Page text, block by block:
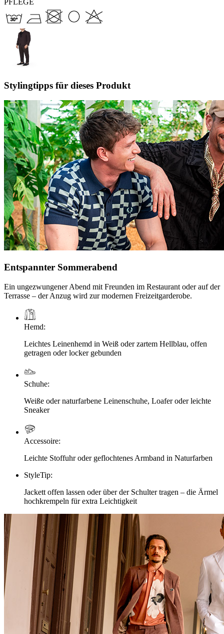
PFLEGE
Stylingtipps für dieses Produkt
Entspannter Sommerabend
Ein ungezwungener Abend mit Freunden im Restaurant oder auf der
Terrasse – der Anzug wird zur modernen Freizeitgarderobe.
Hemd:
Leichtes Leinenhemd in Weiß oder zartem Hellblau, offen
getragen oder locker gebunden
Schuhe:
Weiße oder naturfarbene Leinenschuhe, Loafer oder leichte
Sneaker
Accessoire:
Leichte Stoffuhr oder geflochtenes Armband in Naturfarben
StyleTip:
Jackett offen lassen oder über der Schulter tragen – die Ärmel
hochkrempeln für extra Leichtigkeit